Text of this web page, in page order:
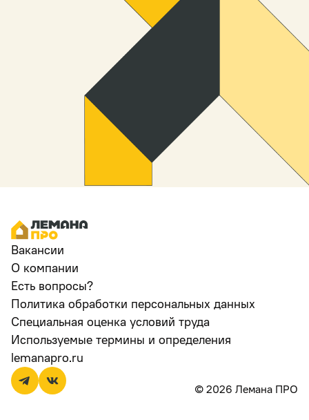
Вакансии
О компании
Есть вопросы?
Политика обработки персональных данных
Специальная оценка условий труда
Используемые термины и определения
lemanapro.ru
© 2026 Лемана ПРО